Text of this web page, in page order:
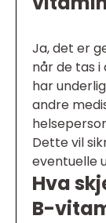
Ja, det er
når de tas i
har
andre
Dette vil
eventuelle
Hva
B-